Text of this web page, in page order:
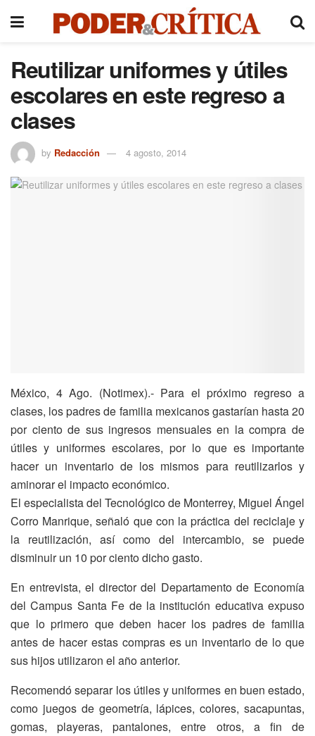
Reutilizar uniformes y útiles
escolares en este regreso a
clases
by Redacción 4 agosto, 2014
México, 4 Ago. (Notimex).- Para el próximo regreso a
clases, los padres de familia mexicanos gastarían hasta 20
por ciento de sus ingresos mensuales en la compra de
útiles y uniformes escolares, por lo que es importante
hacer un inventario de los mismos para reutilizarlos y
aminorar el impacto económico.
El especialista del Tecnológico de Monterrey, Miguel Ángel
Corro Manrique, señaló que con la práctica del reciclaje y
la reutilización, así como del intercambio, se puede
disminuir un 10 por ciento dicho gasto.
En entrevista, el director del Departamento de Economía
del Campus Santa Fe de la institución educativa expuso
que lo primero que deben hacer los padres de familia
antes de hacer estas compras es un inventario de lo que
sus hijos utilizaron el año anterior.
Recomendó separar los útiles y uniformes en buen estado,
como juegos de geometría, lápices, colores, sacapuntas,
gomas, playeras, pantalones, entre otros, a fin de